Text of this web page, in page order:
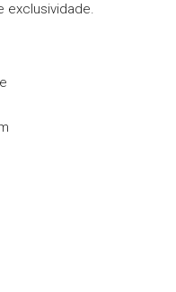
exclusividade.